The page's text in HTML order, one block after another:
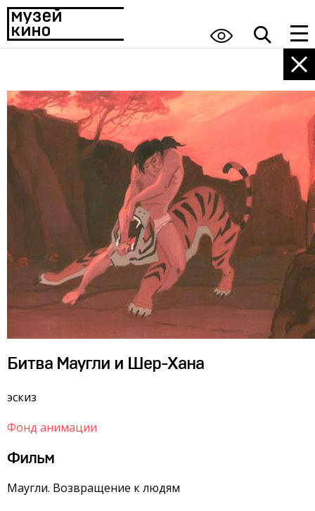
Битва Маугли и Шер-Хана
эскиз
Фонд анимации
Фильм
Маугли. Возвращение к людям